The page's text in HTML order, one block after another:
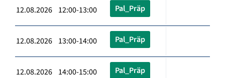
12.08.2026 12:00-13:00 Pal_Präp
12.08.2026 13:00-14:00 Pal_Präp
12.08.2026 14:00-15:00 Pal_Präp